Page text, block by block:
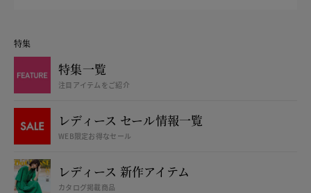
特集
特集一覧
注目アイテムをご紹介
レディース セール情報一覧
WEB限定お得なセール
レディース 新作アイテム
カタログ掲載商品